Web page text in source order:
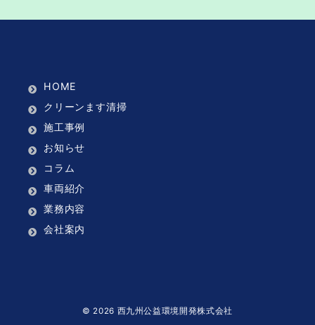
HOME
クリーンます清掃
施工事例
お知らせ
コラム
車両紹介
業務内容
会社案内
© 2026 西九州公益環境開発株式会社